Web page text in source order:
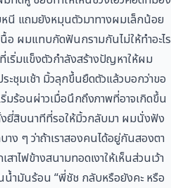
นี แถมยังหมุนตัวมาทางผมเล็กน้อย
อ ผมแทบกัดฟันกรามกันไม่ให้ทำอะไร
ริ่มแข็งตัวกำลังสร้างปัญหาให้ผม
ะชุมเช้า มิ้วลุกขึ้นยืดตัวแล้วบอกว่าขอ
มร้อนผ่าวเมื่อนึกถึงภาพที่อาจเกิดขึ้น
ยี่สิบนาทีที่รอให้มิ้วกลับมา ผมนั่งฟัง
ง ๆ ว่าถ้าเราสองคนได้อยู่กันสองตา
ไฟข้างสนามทอดเงาให้เห็นส่วนเว้า
น้ำมันร้อน “พี่ชัช กลับหรือยังคะ หรือ